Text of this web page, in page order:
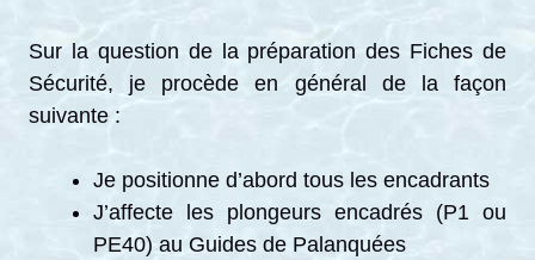
Sur la question de la préparation des Fiches de
Sécurité, je procède en général de la façon
suivante :
Je positionne d’abord tous les encadrants
J’affecte les plongeurs encadrés (P1 ou
PE40) au Guides de Palanquées